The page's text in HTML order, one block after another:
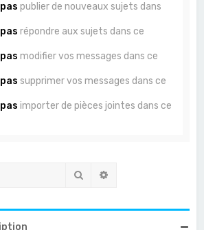
publier de nouveaux sujets dans
répondre aux sujets dans ce
modifier vos messages dans ce
supprimer vos messages dans ce
importer de pièces jointes dans ce
Rechercher